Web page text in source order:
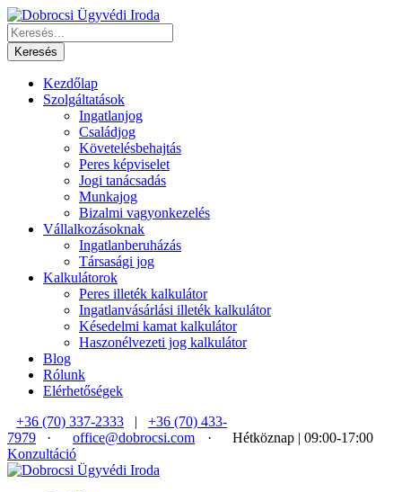
Kezdőlap
Szolgáltatások
Ingatlanjog
Családjog
Követelésbehajtás
Peres képviselet
Jogi tanácsadás
Munkajog
Bizalmi vagyonkezelés
Vállalkozásoknak
Ingatlanberuházás
Társasági jog
Kalkulátorok
Peres illeték kalkulátor
Ingatlanvásárlási illeték kalkulátor
Késedelmi kamat kalkulátor
Haszonélvezeti jog kalkulátor
Blog
Rólunk
Elérhetőségek
+36 (70) 337-2333
|
+36 (70) 433-
7979
· office@dobrocsi.com ·
Hétköznap | 09:00-17:00
Konzultáció